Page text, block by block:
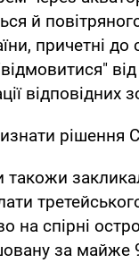
й
причетні до
відповідних
рішення
такожи
на спірні
за майже